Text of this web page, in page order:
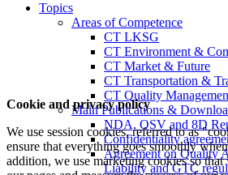
Topics
Areas of Competence
CT LKSG
CT Environment &
CT Market & Future
CT Transportation &
CT Quality
Main Publications &
NDA, QSV and 8D
Confidentiality
Agreement on Quality
Liability and GTC
Cookie and privacy policy
We use session cookies, referred to as
ensure that everything goes smoothly
addition, we use marketing cookies so